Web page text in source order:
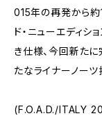
015年の再発から
ド・ニューエディシ
き仕様、今回新た
たなライナーノー
(F.O.A.D./ITALY